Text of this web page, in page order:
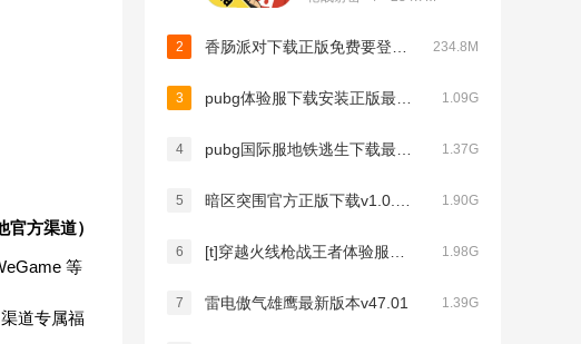
方渠道）
等
道专属福
2 234.8M
3 1.09G
4 1.37G
5 1.90G
6 1.98G
7 雷电傲气雄鹰最新版本v47.01 1.39G